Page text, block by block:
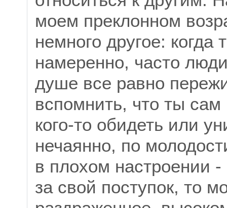
моем преклонном
немного другое: когда
намеренно, часто
душе все равно
вспомнить, что ты
кого-то обидеть или
нечаянно, по
в плохом настроении
за свой поступок, то